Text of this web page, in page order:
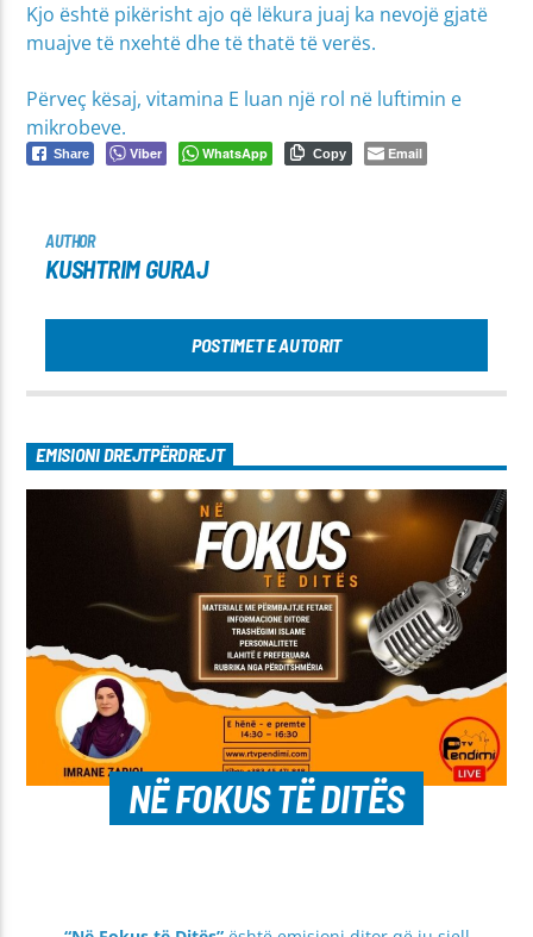
Kjo është pikërisht ajo që lëkura juaj ka nevojë gjatë
muajve të nxehtë dhe të thatë të verës.
Përveç kësaj, vitamina E luan një rol në luftimin e
mikrobeve.
Share Viber WhatsApp Copy Email
AUTHOR
KUSHTRIM GURAJ
POSTIMET E AUTORIT
EMISIONI DREJTPËRDREJT
NË FOKUS TË DITËS